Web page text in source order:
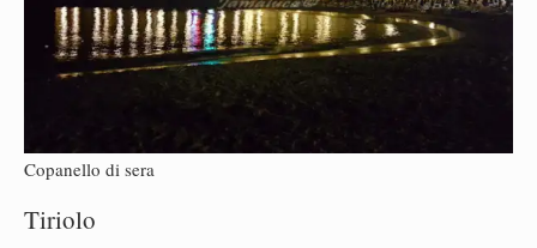
Copanello di sera
Tiriolo